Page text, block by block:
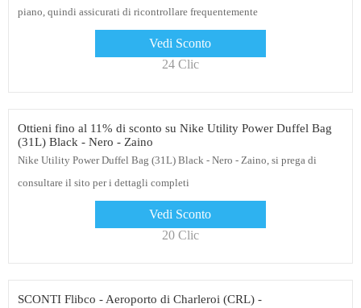
piano, quindi assicurati di ricontrollare frequentemente
Vedi Sconto
24 Clic
Ottieni fino al 11% di sconto su Nike Utility Power Duffel Bag
(31L) Black - Nero - Zaino
Nike Utility Power Duffel Bag (31L) Black - Nero - Zaino, si prega di
consultare il sito per i dettagli completi
Vedi Sconto
20 Clic
SCONTI Flibco - Aeroporto di Charleroi (CRL) -